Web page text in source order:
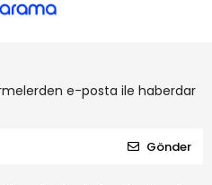
e-posta ile haberdar
Gönder